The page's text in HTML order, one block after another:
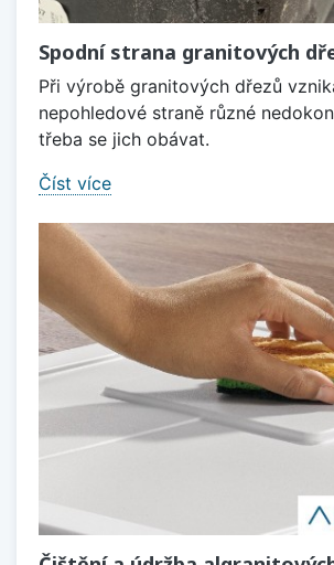
Spodní strana granitových
Při výrobě granitových dřezů
nepohledové straně různé
třeba se jich obávat.
Číst více